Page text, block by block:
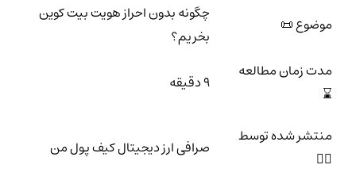
موضوع 📜
چگونه بدون احراز هویت بیت کوین
بخریم؟
مدت زمان مطالعه
⌛
منتشر شده توسط
🙍‍♂️
صرافی ارز دیجیتال کیف پول من